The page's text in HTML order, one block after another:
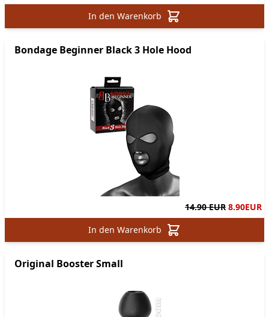
In den Warenkorb
Bondage Beginner Black 3 Hole Hood
14.90 EUR 8.90EUR
In den Warenkorb
Original Booster Small